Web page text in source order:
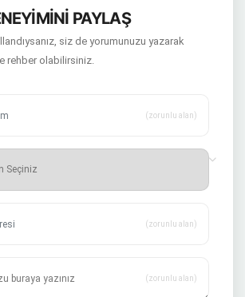
PAYLAŞ
siz de yorumunuzu yazarak
rehber olabilirsiniz.
(zorunlu alan)
(zorunlu alan)
(zorunlu alan)